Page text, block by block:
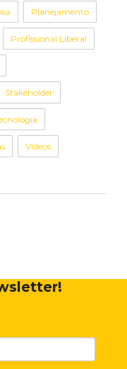
Planejamento
Profissional Liberal
Stakeholder
Vídeos